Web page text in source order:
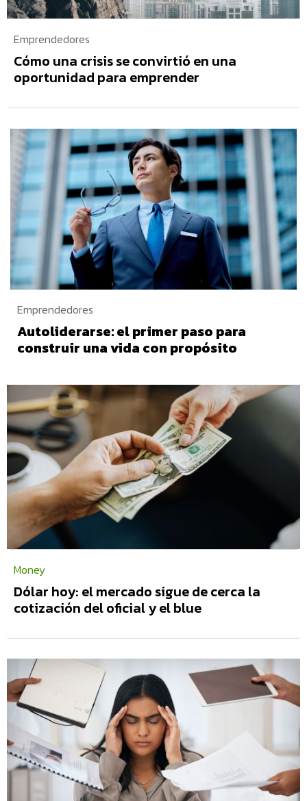
Emprendedores
Cómo una crisis se convirtió en una
oportunidad para emprender
Emprendedores
Autoliderarse: el primer paso para
construir una vida con propósito
Money
Dólar hoy: el mercado sigue de cerca la
cotización del oficial y el blue